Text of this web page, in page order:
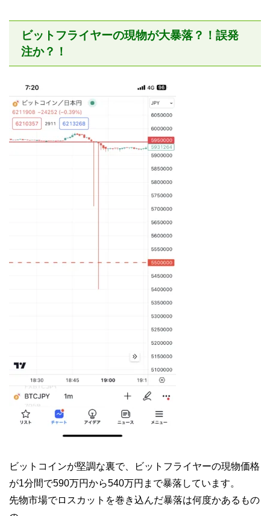
ビットフライヤーの現物が大暴落？！誤発
注か？！
ビットコインが堅調な裏で、ビットフライヤーの現物価格
が1分間で590万円から540万円まで暴落しています。
先物市場でロスカットを巻き込んだ暴落は何度かあるもの